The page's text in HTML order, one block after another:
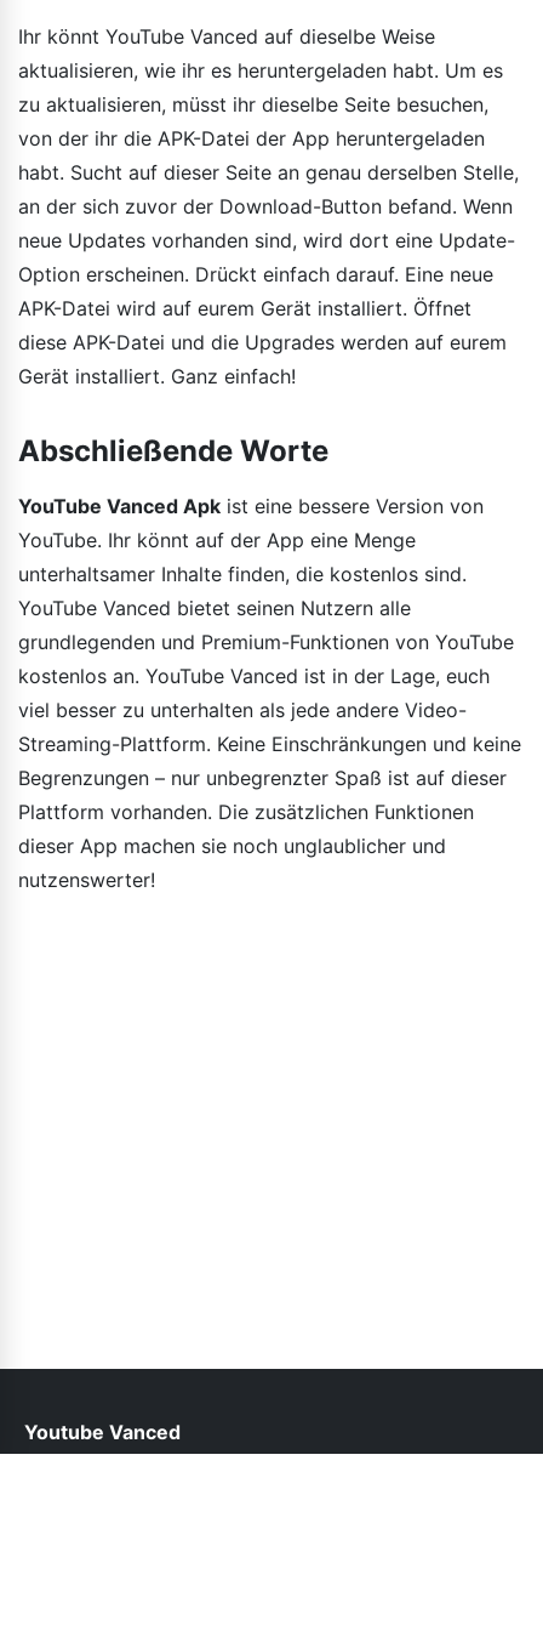
Ihr könnt YouTube Vanced auf dieselbe Weise
aktualisieren, wie ihr es heruntergeladen habt. Um es
zu aktualisieren, müsst ihr dieselbe Seite besuchen,
von der ihr die APK-Datei der App heruntergeladen
habt. Sucht auf dieser Seite an genau derselben Stelle,
an der sich zuvor der Download-Button befand. Wenn
neue Updates vorhanden sind, wird dort eine Update-
Option erscheinen. Drückt einfach darauf. Eine neue
APK-Datei wird auf eurem Gerät installiert. Öffnet
diese APK-Datei und die Upgrades werden auf eurem
Gerät installiert. Ganz einfach!
Abschließende Worte
YouTube Vanced Apk ist eine bessere Version von
YouTube. Ihr könnt auf der App eine Menge
unterhaltsamer Inhalte finden, die kostenlos sind.
YouTube Vanced bietet seinen Nutzern alle
grundlegenden und Premium-Funktionen von YouTube
kostenlos an. YouTube Vanced ist in der Lage, euch
viel besser zu unterhalten als jede andere Video-
Streaming-Plattform. Keine Einschränkungen und keine
Begrenzungen – nur unbegrenzter Spaß ist auf dieser
Plattform vorhanden. Die zusätzlichen Funktionen
dieser App machen sie noch unglaublicher und
nutzenswerter!
Youtube Vanced